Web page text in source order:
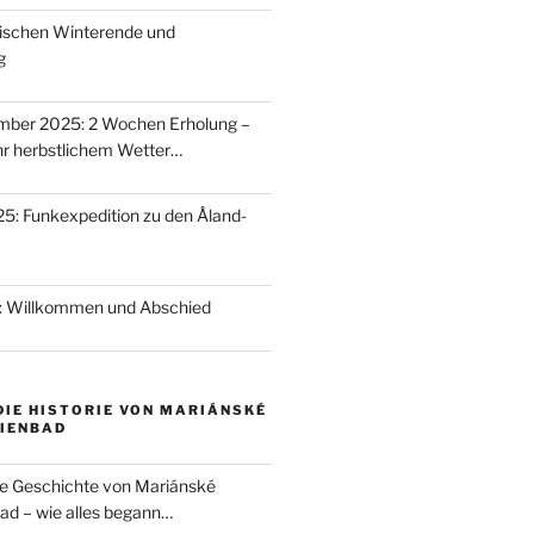
Winterende und
2025: 2 Wochen Erholung –
herbstlichem Wetter…
Funkexpedition zu den Åland-
und Abschied
HISTORIE VON MARIÁNSKÉ
Geschichte von Mariánské
– wie alles begann…